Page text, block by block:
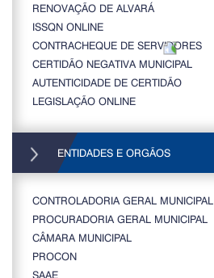
RENOVAÇÃO DE ALVARÁ
ISSQN ONLINE
CONTRACHEQUE DE SERVIDORES
CERTIDÃO NEGATIVA MUNICIPAL
AUTENTICIDADE DE CERTIDÃO
LEGISLAÇÃO ONLINE
ENTIDADES E ORGÃOS
CONTROLADORIA GERAL MUNICIPAL
PROCURADORIA GERAL MUNICIPAL
CÂMARA MUNICIPAL
PROCON
SAAE